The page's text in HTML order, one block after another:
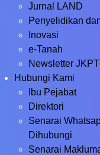
Jurnal LAND
Penyelidikan
Inovasi
e-Tanah
Newsletter
Hubungi Kami
Ibu Pejabat
Direktori
Senarai
Dihubungi
Senarai